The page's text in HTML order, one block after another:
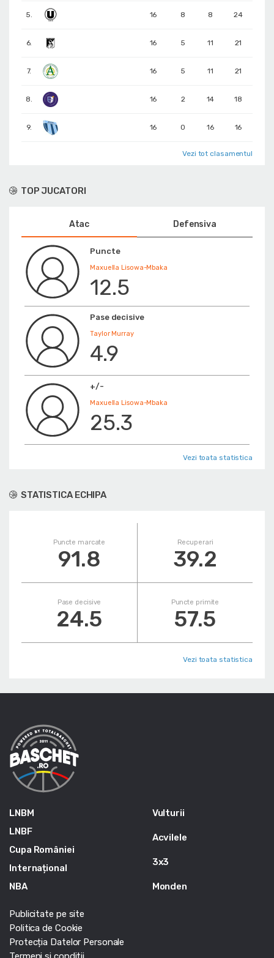
5. 16 8 8 24
6. 16 5 11 21
7. 16 5 11 21
8. 16 2 14 18
9. 16 0 16 16
Vezi tot clasamentul
TOP JUCATORI
Atac Defensiva
Puncte
Maxuella Lisowa-Mbaka
12.5
Pase decisive
Taylor Murray
4.9
+/-
Maxuella Lisowa-Mbaka
25.3
Vezi toata statistica
STATISTICA ECHIPA
Puncte marcate
91.8
Recuperari
39.2
Pase decisive
24.5
Puncte primite
57.5
Vezi toata statistica
LNBM
LNBF
Cupa României
Internațional
NBA
Vulturii
Acvilele
3x3
Monden
Publicitate pe site
Politica de Cookie
Protecția Datelor Personale